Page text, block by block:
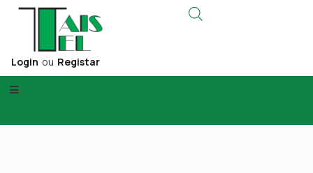
Login ou Registar